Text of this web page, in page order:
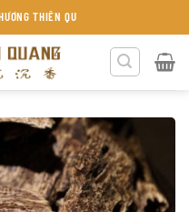
THIÊN QUANG KHÁNH HÒA